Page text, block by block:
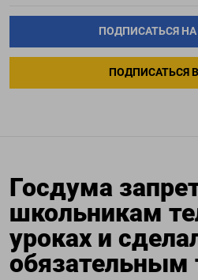
ПОДПИСАТЬСЯ
ПОДПИСАТЬСЯ В
Госдума
школьникам
уроках и
обязательным